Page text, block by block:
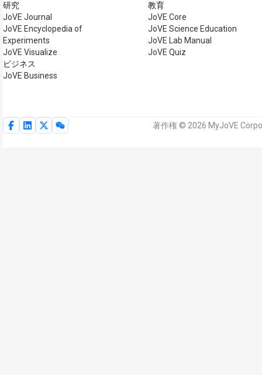
研究
JoVE Journal
JoVE Encyclopedia of
Experiments
JoVE Visualize
ビジネス
JoVE Business
教育
JoVE Core
JoVE Science Education
JoVE Lab Manual
JoVE Quiz
著作権 © 2026 MyJoVE